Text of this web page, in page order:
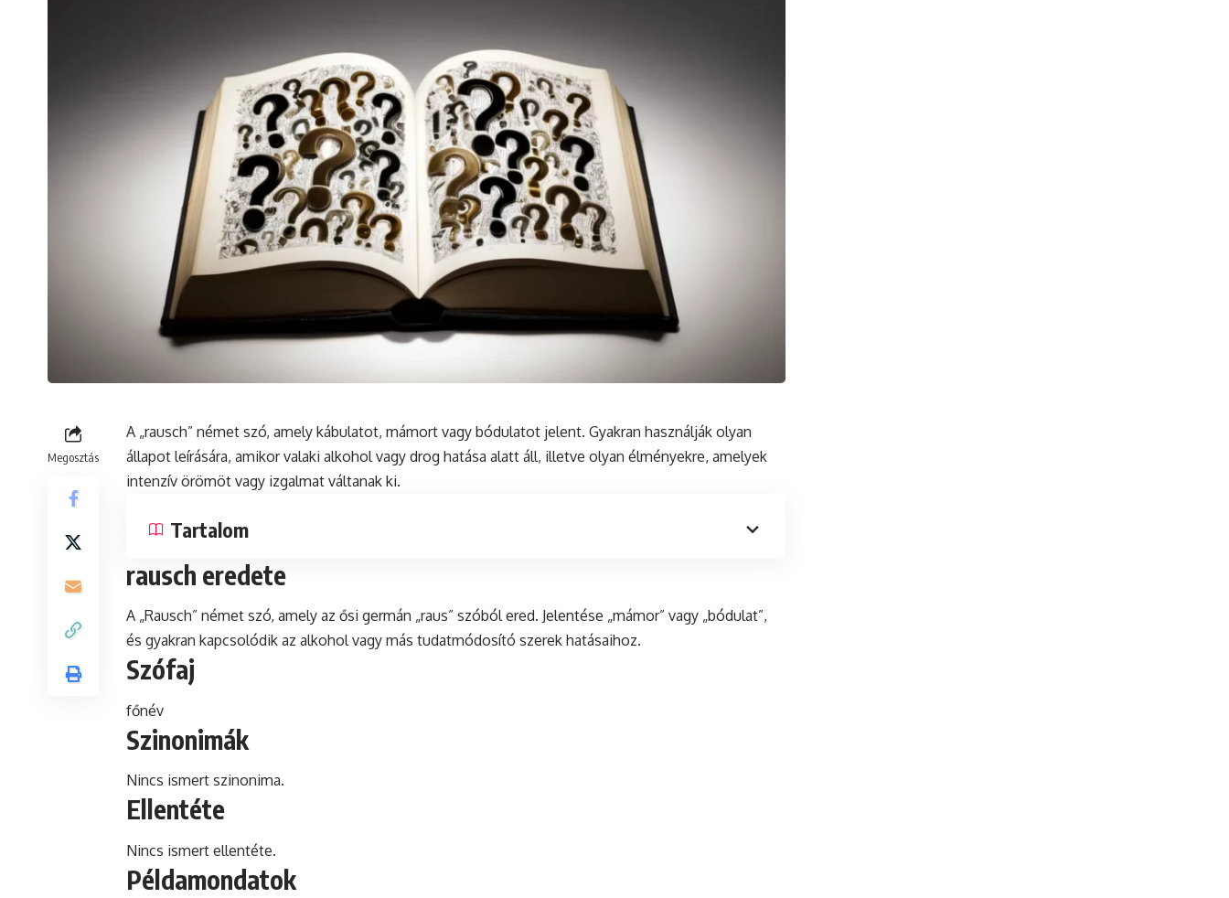
Megosztás
A „rausch” német szó, amely kábulatot, mámort vagy bódulatot jelent. Gyakran használják olyan
állapot leírására, amikor valaki alkohol vagy drog hatása alatt áll, illetve olyan élményekre, amelyek
intenzív örömöt vagy izgalmat váltanak ki.
Tartalom
rausch eredete
A „Rausch” német szó, amely az ősi germán „raus” szóból ered. Jelentése „mámor” vagy „bódulat”,
és gyakran kapcsolódik az alkohol vagy más tudatmódosító szerek hatásaihoz.
Szófaj
főnév
Szinonimák
Nincs ismert szinonima.
Ellentéte
Nincs ismert ellentéte.
Példamondatok